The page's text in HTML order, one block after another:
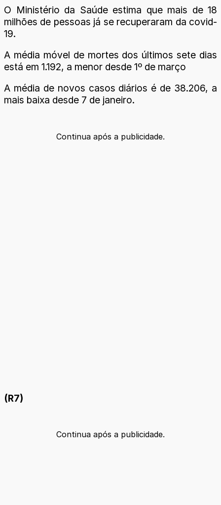
O Ministério da Saúde estima que mais de 18
milhões de pessoas já se recuperaram da covid-
19.
A média móvel de mortes dos últimos sete dias
está em 1.192, a menor desde 1º de março
A média de novos casos diários é de 38.206, a
mais baixa desde 7 de janeiro.
Continua após a publicidade.
(R7)
Continua após a publicidade.